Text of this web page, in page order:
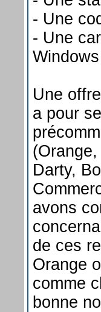
- Une
- Une
Une
a pour
Darty,
avons
de ces
Orange
comme
bonne